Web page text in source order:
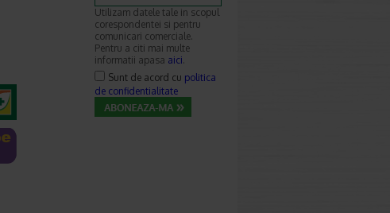
Utilizam datele tale in scopul
corespondentei si pentru
comunicari comerciale.
Pentru a citi mai multe
informatii apasa aici.
Sunt de acord cu politica
de confidentialitate